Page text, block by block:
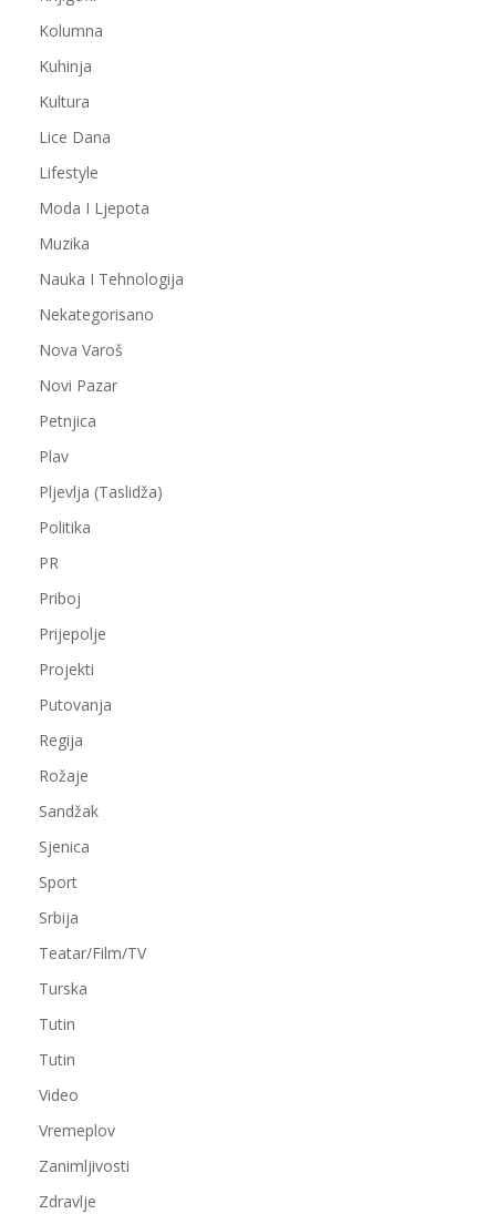
Kolumna
Kuhinja
Kultura
Lice Dana
Lifestyle
Moda I Ljepota
Muzika
Nauka I Tehnologija
Nekategorisano
Nova Varoš
Novi Pazar
Petnjica
Plav
Pljevlja (Taslidža)
Politika
PR
Priboj
Prijepolje
Projekti
Putovanja
Regija
Rožaje
Sandžak
Sjenica
Sport
Srbija
Teatar/Film/TV
Turska
Tutin
Tutin
Video
Vremeplov
Zanimljivosti
Zdravlje